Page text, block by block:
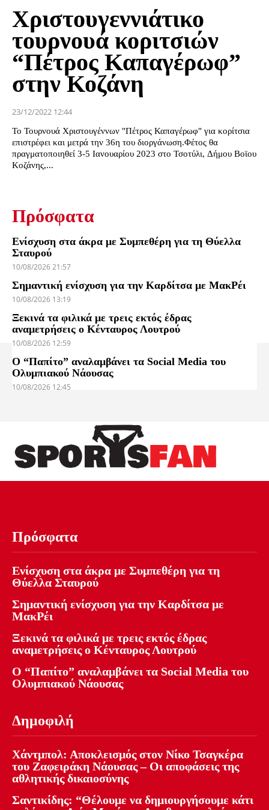
Χριστουγεννιάτικο
τουρνουά κοριτσιών
“Πέτρος Καπαγέρωφ”
στην Κοζάνη
23/12/2022 12:44
Το Τουρνουά Χριστουγέννων "Πέτρος Καπαγέρωφ" για κορίτσια
επιστρέφει και μετρά την 36η του διοργάνωση.Φέτος θα
πραγματοποιηθεί 3-5 Ιανουαρίου 2023 στο Τσοτύλι, Δήμου Βοϊου
Κοζάνης,...
Πρόσφατα
Ενίσχυση στα άκρα με Συμπεθέρη για τη Θύελλα
Σταυρού
10/08/2026 21:57
Σημαντική ενίσχυση για την Καρδίτσα με ΜακΡέι
10/08/2026 13:19
Ξεκινά τα φιλικά με τρεις εκτός έδρας
αναμετρήσεις ο Κένταυρος Λουτρού
10/08/2026 12:59
Ο “Παπίτο” αναλαμβάνει τα Social Media του
Ολυμπιακού Νάουσας
10/08/2026 12:45
Πρόσφατα
Ενίσχυση στα άκρα με Συμπεθέρη για τη
Θύελλα Σταυρού
Σημαντική ενίσχυση για την Καρδίτσα με
ΜακΡέι
Ξεκινά τα φιλικά με τρεις εκτός έδρας
αναμετρήσεις ο Κένταυρος Λουτρού
Ο “Παπίτο” αναλαμβάνει τα Social Media του
Ολυμπιακού Νάουσας
Δημοφιλή
Χάντμπολ: Αποκλεισμός στον Νίκο Τσαγκέρα
του Ζαφειράκη Νάουσας – Οι αποφάσεις της
αθλητικής δικαιοσύνης
Σαντικίδης: “Θέλουμε να δημιουργήσουμε κάτι